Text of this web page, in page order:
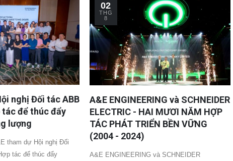
nghị Đối tác ABB
tác để thúc đẩy
lượng
tham dự Hội nghị Đối
tác để thúc đẩy
02
THG
8
A&E ENGINEERING và SCHNEIDER
ELECTRIC - HAI MƯƠI NĂM HỢP
TÁC PHÁT TRIỂN BỀN VỮNG
(2004 - 2024)
A&E ENGINEERING và SCHNEIDER